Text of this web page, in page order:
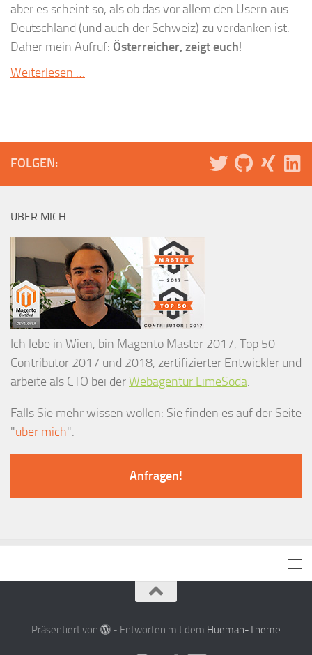
aber es scheint so, als ob das vor allem den Usern aus
Deutschland (und auch der Schweiz) zu verdanken ist.
Daher mein Aufruf: Österreicher, zeigt euch!
Weiterlesen …
FOLGEN:
ÜBER MICH
Ich lebe in Wien, bin Magento Master 2017, Top 50
Contributor 2017 und 2018, zertifizierter Entwickler und
arbeite als CTO bei derWebagentur LimeSoda.
Falls Sie mehr wissen wollen: Sie finden es auf der Seite
"über mich".
Anfragen!
Präsentiert von - Entworfen mit dem Hueman-Theme